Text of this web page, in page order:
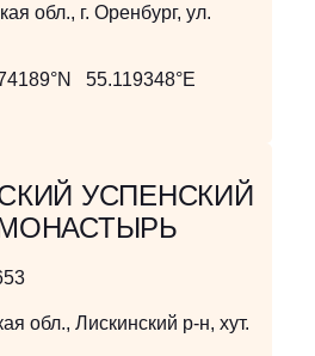
обл., г. Оренбург, ул.
55.119348°E
УСПЕНСКИЙ
обл., Лискинский р-н, хут.